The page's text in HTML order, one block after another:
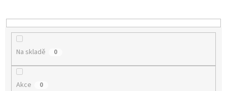
k
t
Na skladě 0
Akce 0